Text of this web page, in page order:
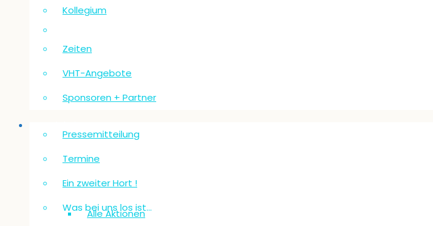
Kollegium
Zeiten
VHT-Angebote
Sponsoren + Partner
Pressemitteilung
Termine
Ein zweiter Hort !
Was bei uns los ist…
Alle Aktionen